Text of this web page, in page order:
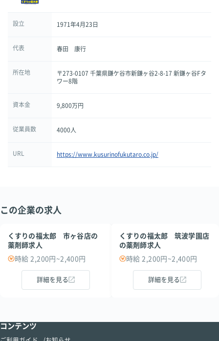
設立 1971年4月23日
代表 春田 康行
所在地
〒273-0107 千葉県鎌ケ谷市新鎌ヶ谷2-8-17 新鎌ヶ谷Fタ
ワー8階
資本金 9,800万円
従業員数 4000人
URL https://www.kusurinofukutaro.co.jp/
この企業の求人
くすりの福太郎 市ヶ谷店の
薬剤師求人
時給 2,200円~2,400円
詳細を見る
くすりの福太郎 筑波学園店
の薬剤師求人
時給 2,200円~2,400円
詳細を見る
コンテンツ